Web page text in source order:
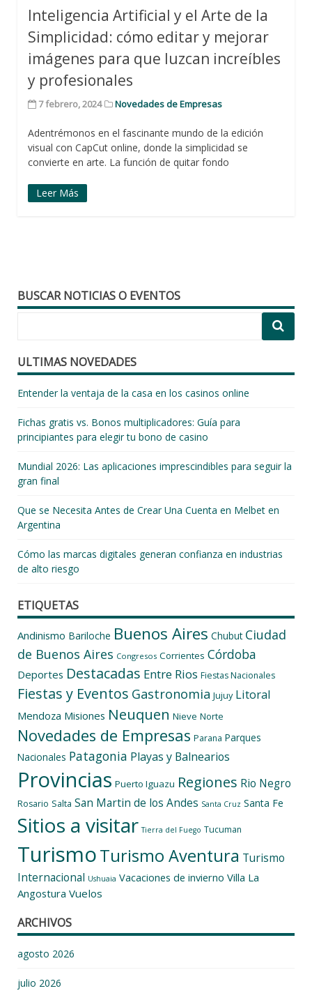
Inteligencia Artificial y el Arte de la
Simplicidad: cómo editar y mejorar
imágenes para que luzcan increíbles
y profesionales
7 febrero, 2024 Novedades de Empresas
Adentrémonos en el fascinante mundo de la edición
visual con CapCut online, donde la simplicidad se
convierte en arte. La función de quitar fondo
Leer Más
BUSCAR NOTICIAS O EVENTOS
ULTIMAS NOVEDADES
Entender la ventaja de la casa en los casinos online
Fichas gratis vs. Bonos multiplicadores: Guía para
principiantes para elegir tu bono de casino
Mundial 2026: Las aplicaciones imprescindibles para seguir la
gran final
Que se Necesita Antes de Crear Una Cuenta en Melbet en
Argentina
Cómo las marcas digitales generan confianza en industrias
de alto riesgo
ETIQUETAS
Andinismo Bariloche Buenos Aires Chubut Ciudad
de Buenos Aires Congresos Corrientes Córdoba
Deportes Destacadas Entre Rios Fiestas Nacionales
Fiestas y Eventos Gastronomia Jujuy Litoral
Mendoza Misiones Neuquen Nieve Norte
Novedades de Empresas Parana Parques
Nacionales Patagonia Playas y Balnearios
Provincias Puerto Iguazu Regiones Rio Negro
Rosario Salta San Martin de los Andes Santa Cruz Santa Fe
Sitios a visitar Tierra del Fuego Tucuman
TurismoTurismo Aventura Turismo
Internacional Ushuaia Vacaciones de invierno Villa La
Angostura Vuelos
ARCHIVOS
agosto 2026
julio 2026